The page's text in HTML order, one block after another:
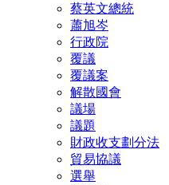
蔡英文總統
蕭旭岑
行政院
覆議
覆議案
解散國會
議場
議題
財政收支劃分法
貿易協議
選舉